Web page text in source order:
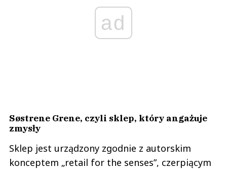
ad
Søstrene Grene, czyli sklep, który angażuje
zmysły
Sklep jest urządzony zgodnie z autorskim
konceptem „retail for the senses”, czerpiącym